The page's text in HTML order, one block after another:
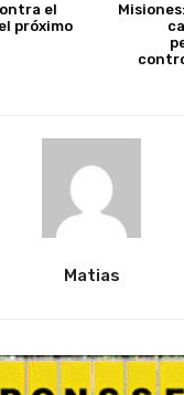
el
próximo
Matias